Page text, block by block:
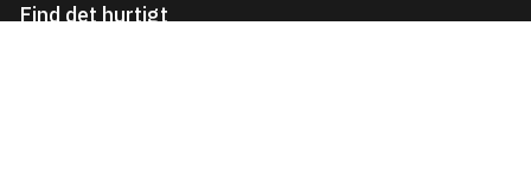
Find det hurtigt